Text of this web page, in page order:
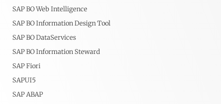
SAP BO Web Intelligence
SAP BO Information Design Tool
SAP BO DataServices
SAP BO Information Steward
SAP Fiori
SAPUI5
SAP ABAP